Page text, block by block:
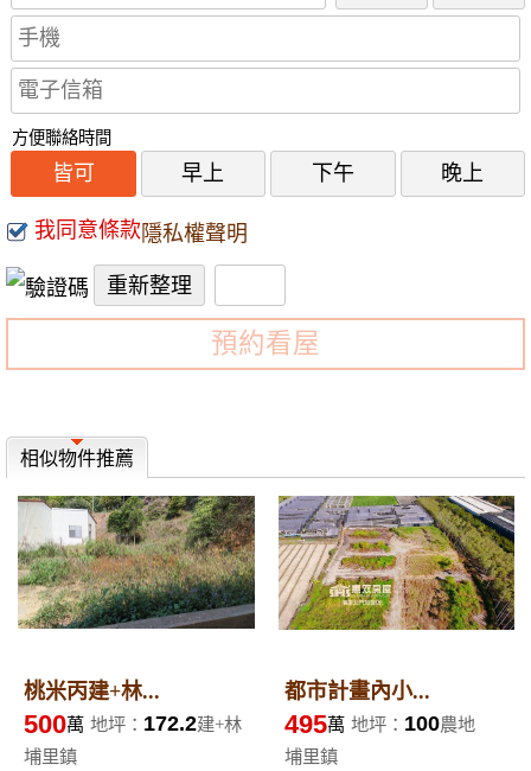
方便聯絡時間
皆可 早上 下午 晚上
我同意條款隱私權聲明
預約看屋
相似物件推薦
桃米丙建+林...
500萬 地坪： 172.2建+林
埔里鎮
都市計畫內小...
495萬 地坪： 100農地
埔里鎮